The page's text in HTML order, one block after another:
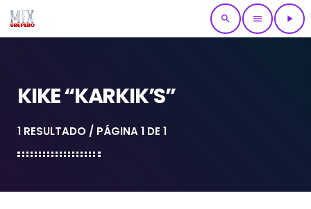
search menu play_arrow
KIKE “KARKIK’S”
1 RESULTADO / PÁGINA 1 DE 1